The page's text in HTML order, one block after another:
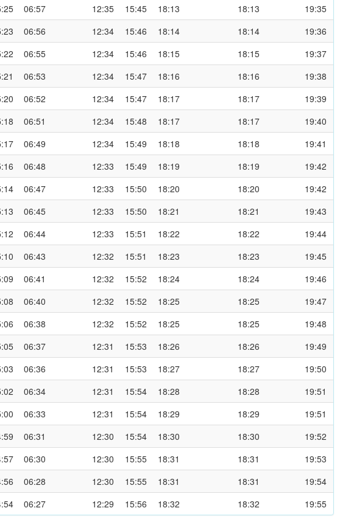
06:57 12:35 15:45 18:13 18:13
19:35
06:56 12:34 15:46 18:14 18:14
19:36
06:55 12:34 15:46 18:15 18:15
19:37
06:53 12:34 15:47 18:16 18:16
19:38
06:52 12:34 15:47 18:17 18:17
19:39
06:51 12:34 15:48 18:17 18:17
19:40
06:49 12:34 15:49 18:18 18:18
19:41
06:48 12:33 15:49 18:19 18:19
19:42
06:47 12:33 15:50 18:20 18:20
19:42
06:45 12:33 15:50 18:21 18:21
19:43
06:44 12:33 15:51 18:22 18:22
19:44
06:43 12:32 15:51 18:23 18:23
19:45
06:41 12:32 15:52 18:24 18:24
19:46
06:40 12:32 15:52 18:25 18:25
19:47
06:38 12:32 15:52 18:25 18:25
19:48
06:37 12:31 15:53 18:26 18:26
19:49
06:36 12:31 15:53 18:27 18:27
19:50
06:34 12:31 15:54 18:28 18:28
19:51
06:33 12:31 15:54 18:29 18:29
19:51
06:31 12:30 15:54 18:30 18:30
19:52
06:30 12:30 15:55 18:31 18:31
19:53
06:28 12:30 15:55 18:31 18:31
19:54
06:27 12:29 15:56 18:32 18:32 19:55